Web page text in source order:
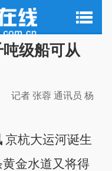
级船可从
记者 张蓉 通讯员 杨
京杭大运河诞生
金水道又将得